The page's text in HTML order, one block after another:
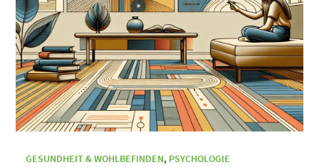
GESUNDHEIT & WOHLBEFINDEN, PSYCHOLOGIE